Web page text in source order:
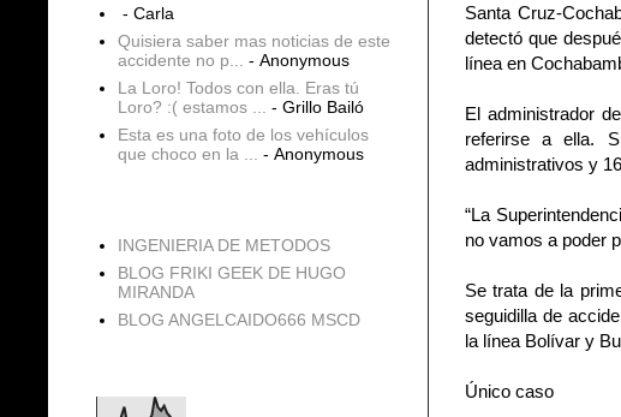
Santa Cruz-
detectó que
línea en
El administrador
referirse a ella.
administrativos y
“La
no vamos a poder
Se trata de la
seguidilla de
la línea Bolívar y
Único caso
- Carla
Quisiera saber mas noticias de este
accidente no p...
- Anonymous
La Loro! Todos con ella. Eras tú
Loro? :( estamos ...
- Grillo Bailó
Esta es una foto de los vehículos
que choco en la ...
- Anonymous
INGENIERIA DE METODOS
BLOG FRIKI GEEK DE HUGO
MIRANDA
BLOG ANGELCAIDO666 MSCD